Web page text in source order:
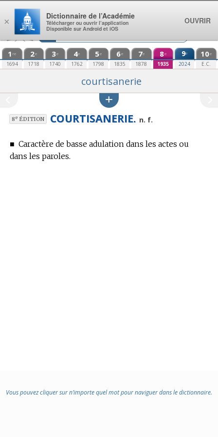
Aller au contenu
1 re
1694
2e
1718
3e
1740
4e
1762
5e
1798
6e
1835
7e
1878
8e
1935
9e
2024
10e
E.C.
courtisanerie
8eÉDITION COURTISANERIE. n. f.
■ Caractère de basse adulation dans les actes ou
dans les paroles.
Vous pouvez cliquer sur n’importe quel mot pour naviguer dans le dictionnaire.
×
Dictionnaire de l’Académie
Télécharger ou ouvrir l’application
Disponible sur Android et iOS
OUVRIR